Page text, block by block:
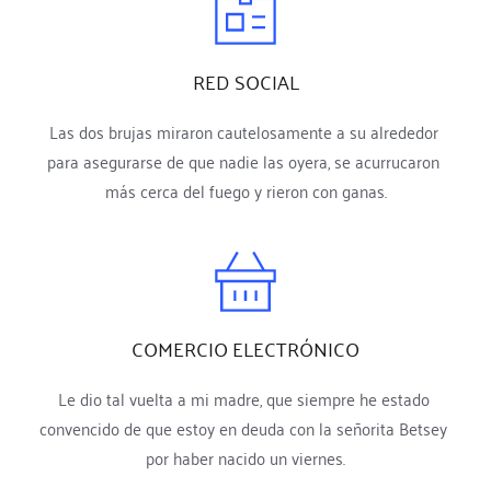
RED SOCIAL
Las dos brujas miraron cautelosamente a su alrededor
para asegurarse de que nadie las oyera, se acurrucaron
más cerca del fuego y rieron con ganas.
COMERCIO ELECTRÓNICO
Le dio tal vuelta a mi madre, que siempre he estado
convencido de que estoy en deuda con la señorita Betsey
por haber nacido un viernes.